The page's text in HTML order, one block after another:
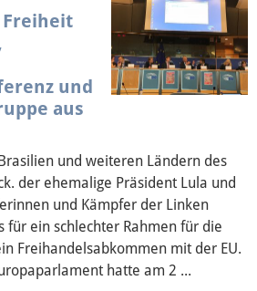
Freiheit
und
aus
und weiteren Ländern des
der ehemalige Präsident Lula und
und Kämpfer der Linken
für ein schlechter Rahmen für die
Freihandelsabkommen mit der EU.
hatte am 2 ...